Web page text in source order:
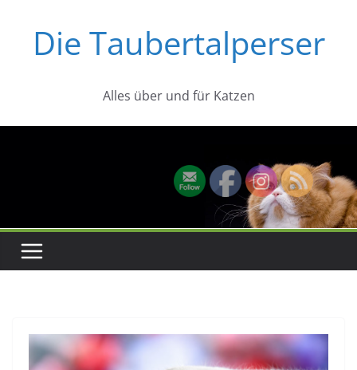
springenDie Taubertalperser
Alles über und für Katzen